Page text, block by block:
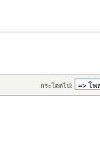
กระโดดไป: